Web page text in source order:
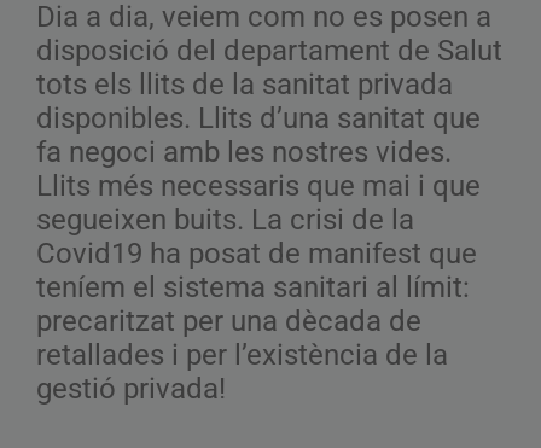
Dia a dia, veiem com no es posen a
disposició del departament de Salut
tots els llits de la sanitat privada
disponibles. Llits d’una sanitat que
fa negoci amb les nostres vides.
Llits més necessaris que mai i que
segueixen buits. La crisi de la
Covid19 ha posat de manifest que
teníem el sistema sanitari al límit:
precaritzat per una dècada de
retallades i per l’existència de la
gestió privada!